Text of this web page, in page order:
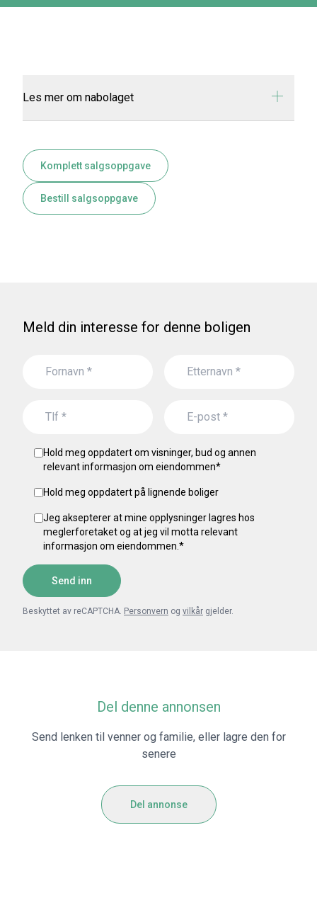
Les mer om nabolaget
Komplett salgsoppgave
Bestill salgsoppgave
Meld din interesse for denne boligen
Hold meg oppdatert om visninger, bud og annen
relevant informasjon om eiendommen*
Hold meg oppdatert på lignende boliger
Jeg aksepterer at mine opplysninger lagres hos
meglerforetaket og at jeg vil motta relevant
informasjon om eiendommen. *
Send inn
Beskyttet av reCAPTCHA. Personvern og vilkår gjelder.
Del denne annonsen
Send lenken til venner og familie, eller lagre den for
senere
Del annonse